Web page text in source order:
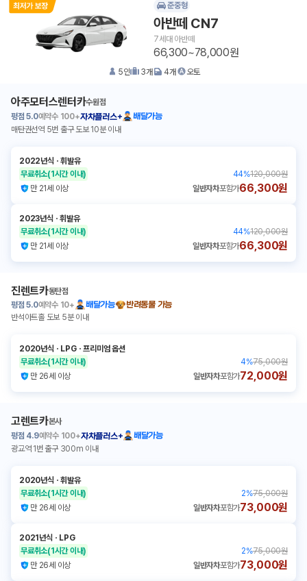
준중형
아반떼 CN7
7세대 아반떼
66,300~78,000원
5인 3개 4개 오토
아주모터스렌터카수원점
평점 5.0예약수 100+자차플러스+
배달가능
매탄권선역 5번 출구 도보 10분 이내
2022년식 ㆍ휘발유
무료취소(1시간 이내) 44%120,000원
만 21세 이상
일반자차포함가66,300원
2023년식 ㆍ휘발유
무료취소(1시간 이내) 44%120,000원
만 21세 이상
일반자차포함가66,300원
진렌트카동탄점
평점 5.0예약수 10+ 배달가능
반려동물 가능
반석아트홀 도보 5분 이내
2020년식 ㆍ LPGㆍ프리미엄 옵션
무료취소(1시간 이내) 4%75,000원
만 26세 이상
일반자차포함가72,000원
고렌트카본사
평점 4.9예약수 100+자차플러스+
배달가능
광교역 1번 출구 300m 이내
2020년식 ㆍ휘발유
무료취소(1시간 이내) 2%75,000원
만 26세 이상
일반자차포함가73,000원
2021년식 ㆍ LPG
무료취소(1시간 이내) 2%75,000원
만 26세 이상
일반자차포함가73,000원